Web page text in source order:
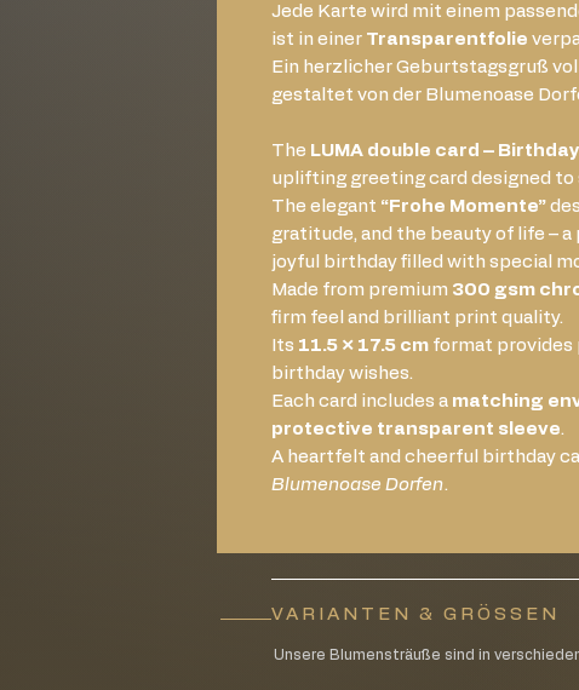
Jede Karte wird mit einem
ist in einer Transparentfolie
Ein herzlicher Geburtstagsgruß
gestaltet von der Blumenoase
The LUMA double card –
uplifting greeting card designed to
The elegant “Frohe Momente”
gratitude, and the beauty of life –
joyful birthday filled with special
Made from premium 300 gsm
firm feel and brilliant print quality.
Its 11.5 × 17.5 cm format provides
birthday wishes.
Each card includes a matching
protective transparent sleeve.
A heartfelt and cheerful birthday
Blumenoase Dorfen.
VARIANTEN & GRÖSSEN
Unsere Blumensträuße sind in